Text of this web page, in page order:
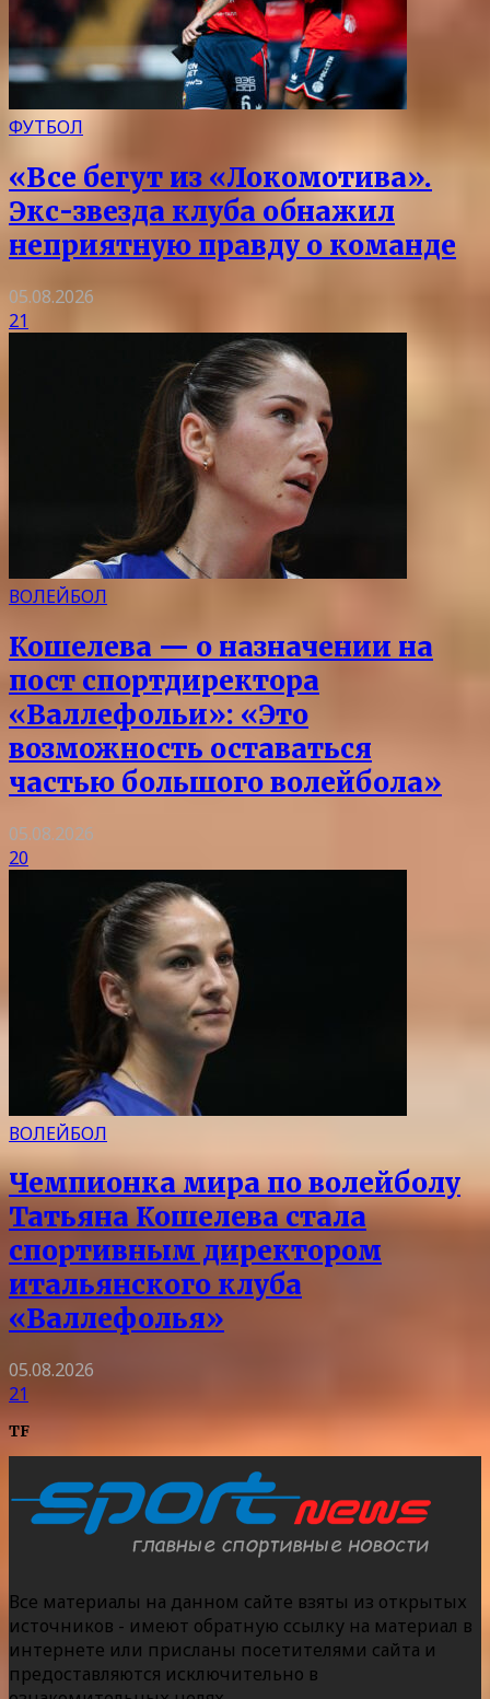
ФУТБОЛ
«Все бегут из «Локомотива».
Экс-звезда клуба обнажил
неприятную правду о команде
05.08.2026
21
ВОЛЕЙБОЛ
Кошелева — о назначении на
пост спортдиректора
«Валлефольи»: «Это
возможность оставаться
частью большого волейбола»
05.08.2026
20
ВОЛЕЙБОЛ
Чемпионка мира по волейболу
Татьяна Кошелева стала
спортивным директором
итальянского клуба
«Валлефолья»
05.08.2026
21
TF
Все материалы на данном сайте взяты из открытых
источников - имеют обратную ссылку на материал в
интернете или присланы посетителями сайта и
предоставляются исключительно в